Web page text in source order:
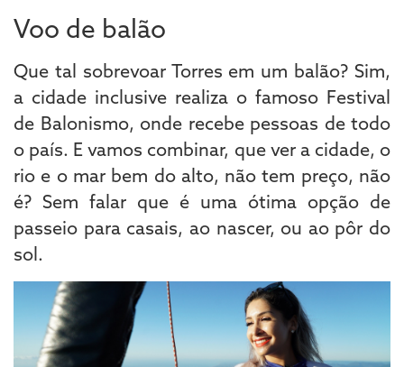
Voo de balão
Que tal sobrevoar Torres em um balão? Sim,
a cidade inclusive realiza o famoso Festival
de Balonismo, onde recebe pessoas de todo
o país. E vamos combinar, que ver a cidade, o
rio e o mar bem do alto, não tem preço, não
é? Sem falar que é uma ótima opção de
passeio para casais, ao nascer, ou ao pôr do
sol.